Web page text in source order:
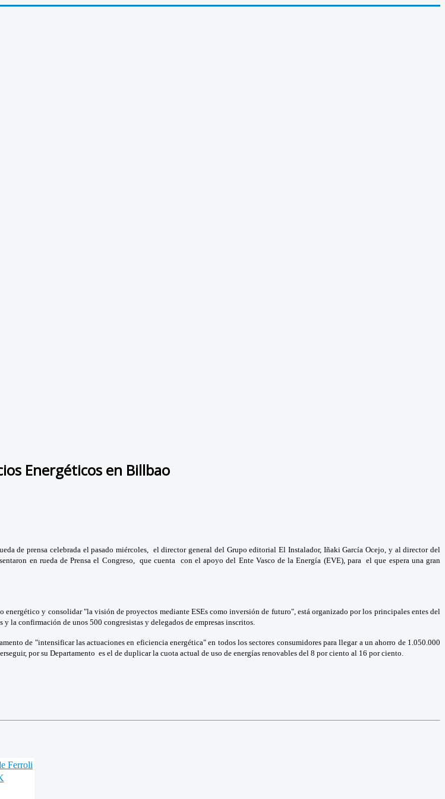
Energéticos en Billbao
de prensa celebrada el pasado miércoles, el director general del Grupo editorial El Instalador, Iñaki García Ocejo, y al director del
en rueda de Prensa el Congreso, que cuenta con el apoyo del Ente Vasco de la Energía (EVE), para el que espera una gran
y consolidar "la visión de proyectos mediante ESEs como inversión de futuro", está organizado por los principales entes del
la confirmación de unos 500 congresistas y delegados de empresas inscritos.
de "intensificar las actuaciones en eficiencia energética" en todos los sectores consumidores para llegar a un ahorro de 1.050.000
por su Departamento es el de duplicar la cuota actual de uso de energías renovables del 8 por ciento al 16 por ciento.